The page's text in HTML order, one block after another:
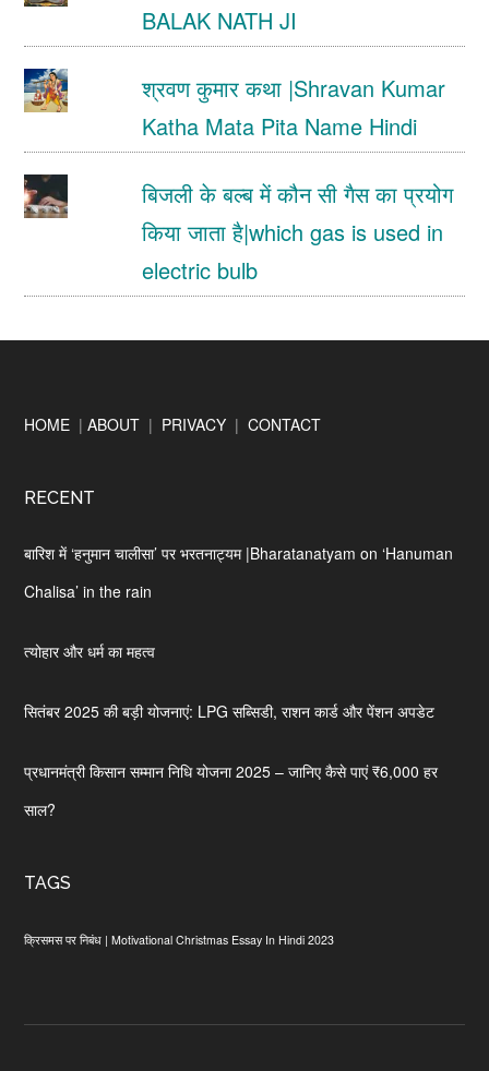
BALAK NATH JI
श्रवण कुमार कथा |Shravan Kumar
Katha Mata Pita Name Hindi
बिजली के बल्ब में कौन सी गैस का प्रयोग
किया जाता है|which gas is used in
electric bulb
Footer
HOME |ABOUT | PRIVACY |CONTACT
RECENT
बारिश में ‘हनुमान चालीसा’ पर भरतनाट्यम |Bharatanatyam on ‘Hanuman
Chalisa’ in the rain
त्योहार और धर्म का महत्व
सितंबर 2025 की बड़ी योजनाएं: LPG सब्सिडी, राशन कार्ड और पेंशन अपडेट
प्रधानमंत्री किसान सम्मान निधि योजना 2025 – जानिए कैसे पाएं ₹6,000 हर
साल?
TAGS
क्रिसमस पर निबंध | Motivational Christmas Essay In Hindi 2023